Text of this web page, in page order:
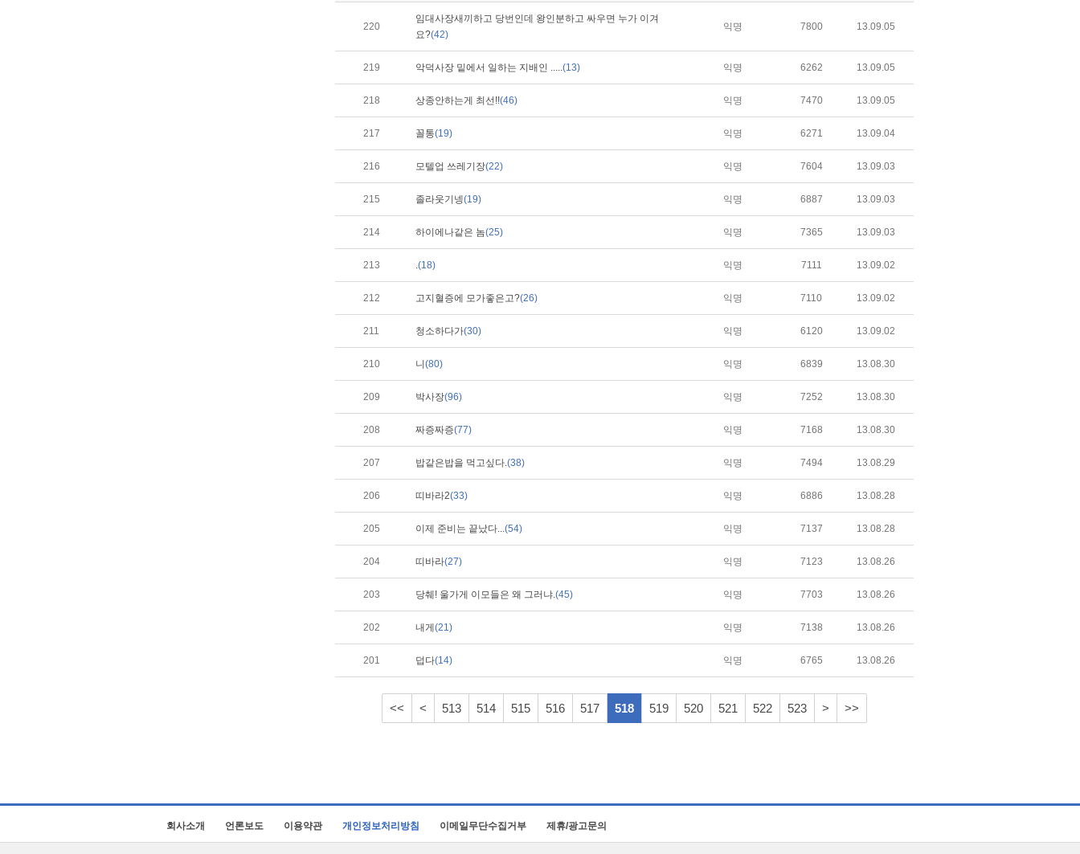
220
임대사장새끼하고 당번인데 왕인분하고 싸우면 누가 이겨
요?(42)
익명 7800 13.09.05
219 악덕사장 밑에서 일하는 지배인 .....(13) 익명 6262 13.09.05
218 상종안하는게 최선!!(46) 익명 7470 13.09.05
217 꼴통(19) 익명 6271 13.09.04
216 모텔업 쓰레기장(22) 익명 7604 13.09.03
215 졸라웃기넹(19) 익명 6887 13.09.03
214 하이에나같은 놈(25) 익명 7365 13.09.03
213 .(18) 익명 7111 13.09.02
212 고지혈증에 모가좋은고?(26) 익명 7110 13.09.02
211 청소하다가(30) 익명 6120 13.09.02
210 니 (80) 익명 6839 13.08.30
209 박사장(96) 익명 7252 13.08.30
208 짜증짜증(77) 익명 7168 13.08.30
207 밥같은밥을 먹고싶다.(38) 익명 7494 13.08.29
206 띠바라2(33) 익명 6886 13.08.28
205 이제 준비는 끝났다...(54) 익명 7137 13.08.28
204 띠바라(27) 익명 7123 13.08.26
203 당췌! 울가게 이모들은 왜 그러냐.(45) 익명 7703 13.08.26
202 내게 (21) 익명 7138 13.08.26
201 덥다(14) 익명 6765 13.08.26
<< < 513 514 515 516 517 518 519 520 521 522 523 > >>
회사소개 언론보도 이용약관 개인정보처리방침 이메일무단수집거부 제휴/광고문의